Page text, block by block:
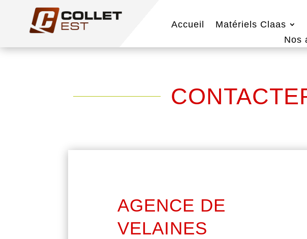
Accueil Matériels Claas
Nos
AGENCE DE
VELAINES